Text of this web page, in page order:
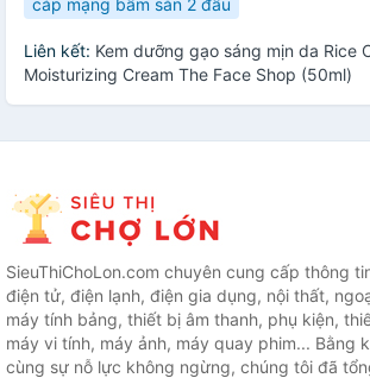
cáp mạng bấm sẵn 2 đầu
Liên kết: Kem dưỡng gạo sáng mịn da Rice
Moisturizing Cream The Face Shop (50ml)
SieuThiChoLon.com chuyên cung cấp thông
điện tử, điện lạnh, điện gia dụng, nội thất,
máy tính bảng, thiết bị âm thanh, phụ kiện,
máy vi tính, máy ảnh, máy quay phim... Bằng
cùng sự nỗ lực không ngừng, chúng tôi đã